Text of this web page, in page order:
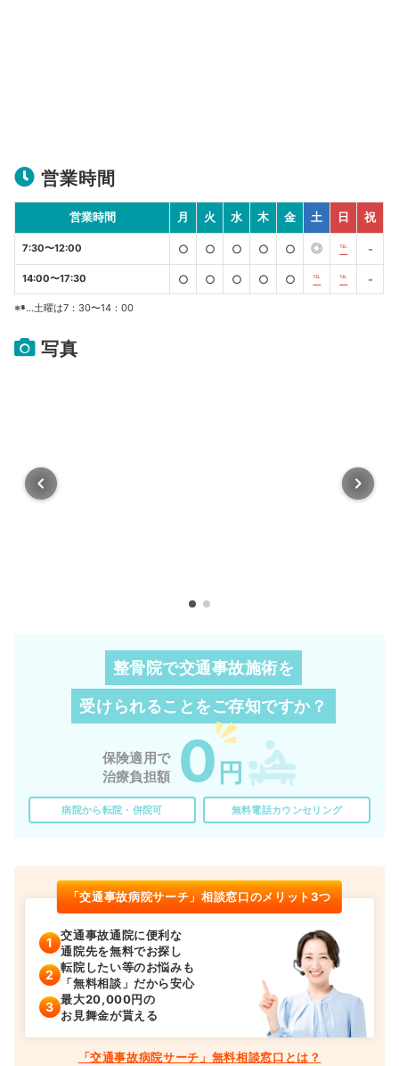
営業時間
営業時間 月 火 水 木 金 土 日 祝
7:30〜12:00 ○ ○ ○ ○ ○ ◎ ℡ -
14:00〜17:30 ○ ○ ○ ○ ○ ℡ ℡ -
※◉…土曜は7：30〜14：00
写真
整骨院で交通事故施術を
受けられることをご存知ですか？
保険適用で
治療負担額
0 円
病院から転院・併院可 無料電話カウンセリング
「交通事故病院サーチ」相談窓口のメリット3つ
交通事故通院に便利な
通院先を無料でお探し
転院したい等のお悩みも
「無料相談」だから安心
最大20,000円の
お見舞金が貰える
「交通事故病院サーチ」無料相談窓口とは？